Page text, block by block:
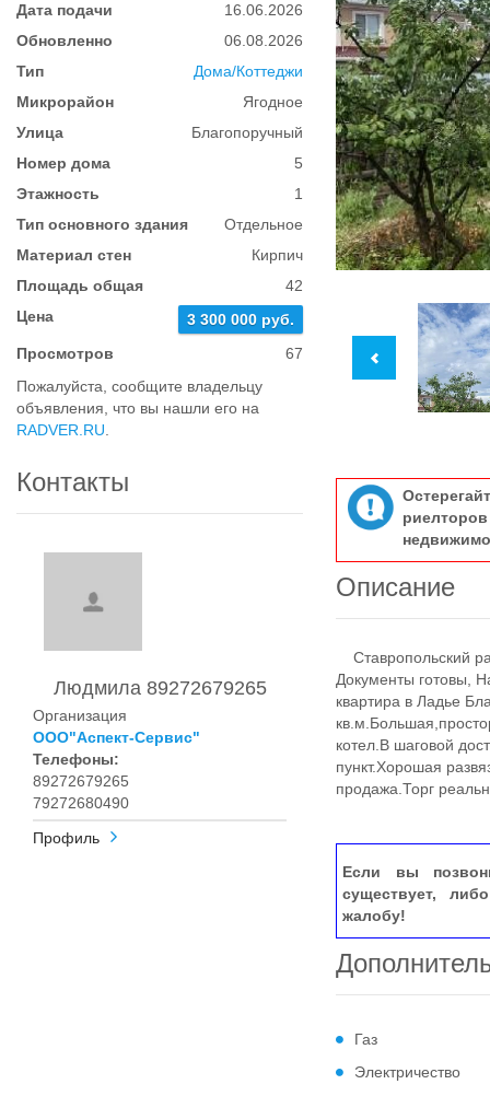
Дата подачи
16.06.2026
Обновленно
06.08.2026
Тип
Дома/Коттеджи
Микрорайон
Ягодное
Улица
Благопоручный
Номер дома
5
Этажность
1
Тип основного здания
Отдельное
Материал стен
Кирпич
Площадь общая
42
Цена
3 300 000 руб.
Просмотров
67
Пожалуйста, сообщите владельцу
объявления, что вы нашли его на
RADVER.RU
Контакты
Людмила 89272679265
Организация
ООО"Аспект-Сервис"
Телефоны:
89272679265
79272680490
Профиль
Описание
Ставропольский
Документы готовы,
квартира в Ладье
котел.В шаговой
пункт.Хорошая
продажа.Торг
Если вы
существует,
жалобу!
Газ
Электричество